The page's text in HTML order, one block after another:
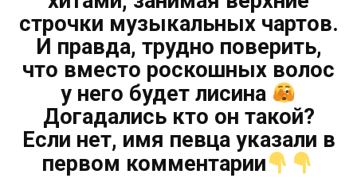
строчки музыкальных чартов.
И правда, трудно поверить,
что вместо роскошных волос
у него будет лисина
Догадались кто он такой?
Если нет, имя певца указали в
первом комментарии